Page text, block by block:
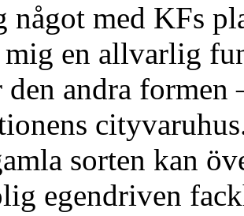
något med KFs
mig en allvarlig
den andra
sorten kan
egendriven